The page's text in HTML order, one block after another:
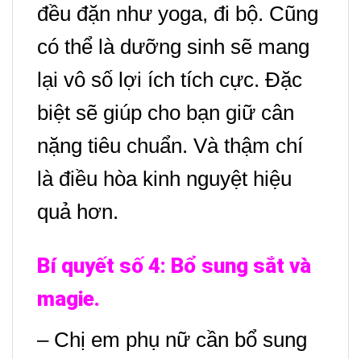
đều đặn như yoga, đi bộ. Cũng
có thể là dưỡng sinh sẽ mang
lại vô số lợi ích tích cực. Đặc
biệt sẽ giúp cho bạn giữ cân
nặng tiêu chuẩn. Và thậm chí
là điều hòa kinh nguyệt hiệu
quả hơn.
Bí quyết số 4: Bổ sung sắt và
magie.
– Chị em phụ nữ cần bổ sung